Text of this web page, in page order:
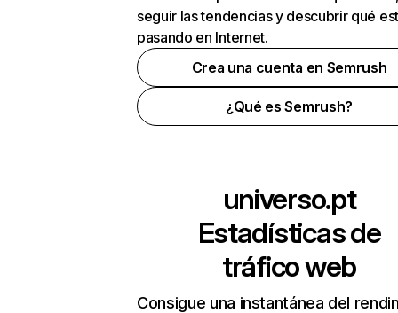
seguir las tendencias y descubrir qué
pasando en Internet.
Crea una cuenta en Semrush
¿Qué es Semrush?
universo.pt
Estadísticas de
tráfico web
Consigue una instantánea del